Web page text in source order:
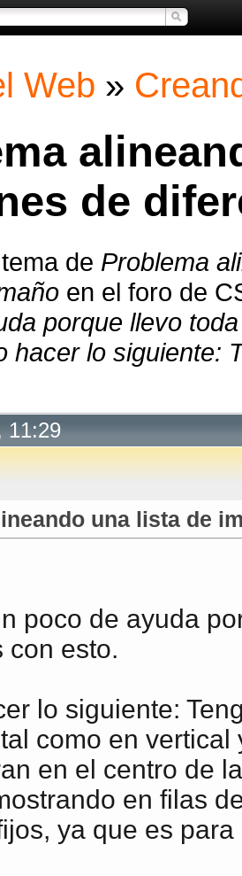
Web »
de
de Problema
en el foro de
porque llevo
hacer lo siguiente:
11:29
una lista de
poco de ayuda
con esto.
lo siguiente:
como en
en el centro de
en filas
ya que es